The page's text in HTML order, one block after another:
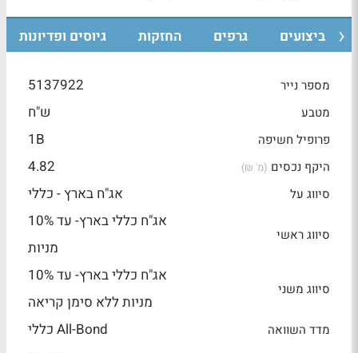
ביצועים גרפים החזקות גיוסים ופדיונות
מספר נייר 5137922
מטבע ש"ח
פרופיל חשיפה 1B
היקף נכסים (מ' ₪) 4.82
סיווג על אג"ח בארץ - כללי
סיווג ראשי
אג"ח כללי בארץ- עד 10%
מניות
סיווג משני
אג"ח כללי בארץ- עד 10%
מניות ללא סימן קריאה
מדד השוואה All-Bond כללי